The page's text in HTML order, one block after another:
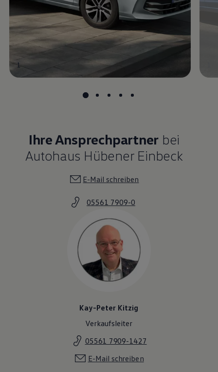
1
Ihre Ansprechpartner bei
Autohaus Hübener Einbeck
E-Mail schreiben
05561 7909-0
Kay-Peter Kitzig
Verkaufsleiter
05561 7909-1427
E-Mail schreiben